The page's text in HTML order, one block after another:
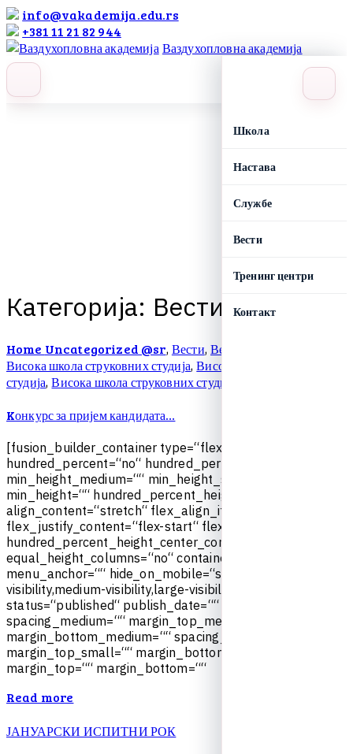
info@vakademija.edu.rs
+381 11 21 82 944
Ваздухопловна академија
Школа
Настава
Службе
Вести
Тренинг центри
Контакт
Категорија: Вести
Home Uncategorized @sr, Вести,Вести
Висока школа струковних студија,Висока школа струковних
студија,Висока школа струковних студија
Kонкурс за пријем кандидата…
[fusion builder_ container type=“flex
hundred percent=“no“ hundred per
min heig ht medium=““ min heig ht s
min heig ht=““ hundred percent heig
align_content=“stretc h“ flex_ align _it
flex_ justify_content=“flex-start“ flex
hundred percent heig ht center_con
equal_ heig ht _columns=“no“ containe
menu_ anchor=““ hide _on_ mo bile=“s
visibility,medium-visibility,large-visi bil
status=“publis hed“ pu blis h date=““
spacing medium=““ margin top_ me
margin bottom medium=““ spacing
margin top_ small=““ margin bottom
margin top=““ margin bottom=““
Read more
ЈАНУАРСКИ ИСПИТНИ РОК